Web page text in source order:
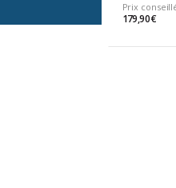
Prix
179,90 €